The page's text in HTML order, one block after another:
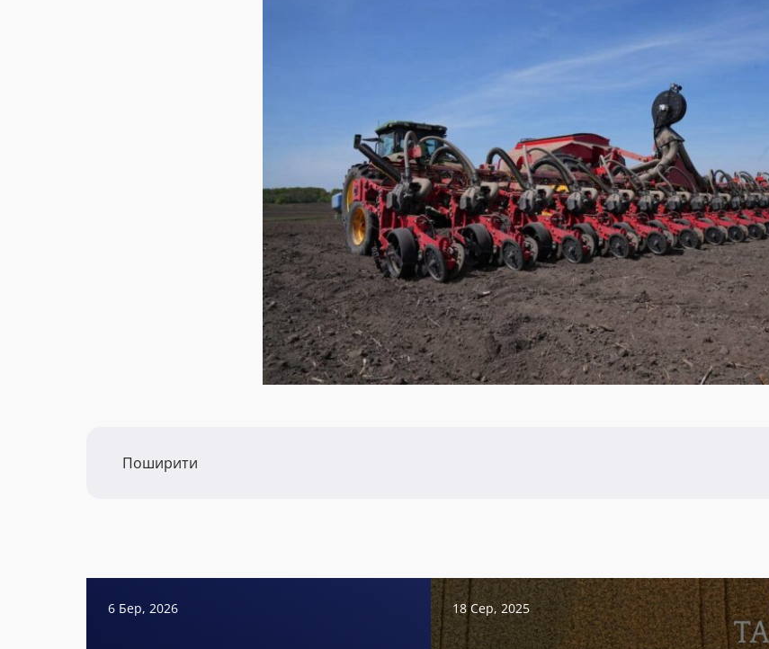
Поширити
6 Бер, 2026 18 Сер, 2025